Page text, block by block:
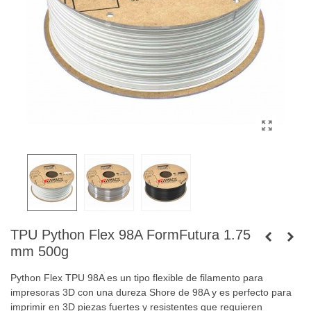
TPU Python Flex 98A FormFutura 1.75
mm 500g
Python Flex TPU 98A es un tipo flexible de filamento para
impresoras 3D con una dureza Shore de 98A y es perfecto para
imprimir en 3D piezas fuertes y resistentes que requieren